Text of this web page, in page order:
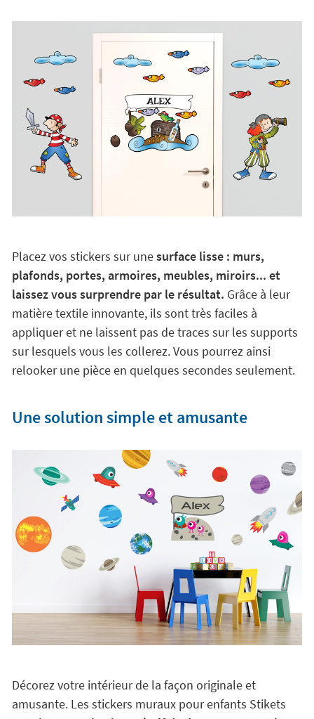
Placez vos stickers sur unesurface lisse : murs,
plafonds, portes, armoires, meubles, miroirs... et
laissez vous surprendre par le résultat. Grâce à leur
matière textile innovante, ils sont très faciles à
appliquer et ne laissent pas de traces sur les supports
sur lesquels vous les collerez. Vous pourrez ainsi
relooker une pièce en quelques secondes seulement.
Une solution simple et amusante
Décorez votre intérieur de la façon originale et
amusante. Les stickers muraux pour enfants Stikets